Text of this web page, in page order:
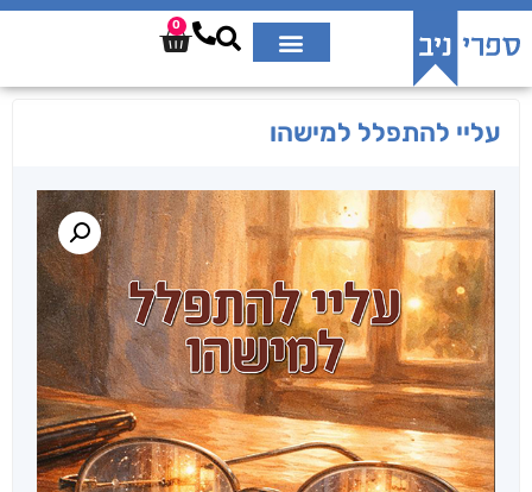
0
עליי להתפלל למישהו